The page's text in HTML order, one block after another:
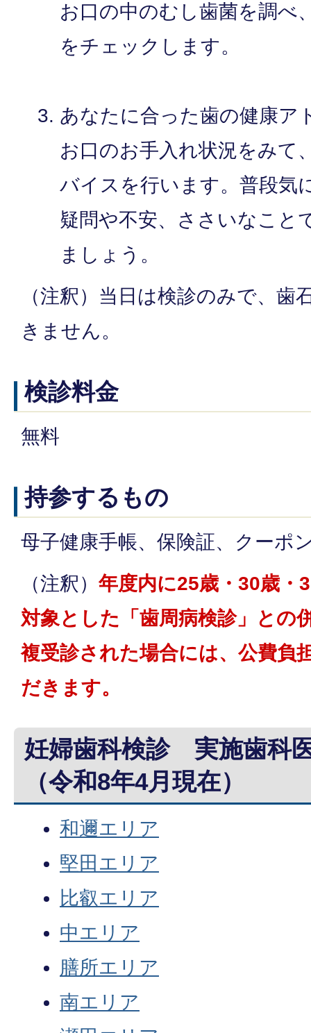
お口の中のむし歯菌を調べ
をチェックします。
あなたに合った歯の健康ア
お口のお手入れ状況をみて
バイスを行います。普段気
疑問や不安、ささいなこと
ましょう。
（注釈）当日は検診のみで、歯
きません。
検診料金
無料
持参するもの
母子健康手帳、保険証、クーポ
（注釈） 年度内に25歳・30歳・
対象とした「歯周病検診」との
複受診された場合には、公費負
だきます。
妊婦歯科検診 実施歯科
（令和8年4月現在）
和邇エリア
堅田エリア
比叡エリア
中エリア
膳所エリア
南エリア